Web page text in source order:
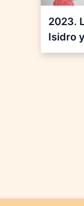
2023.
Isidro